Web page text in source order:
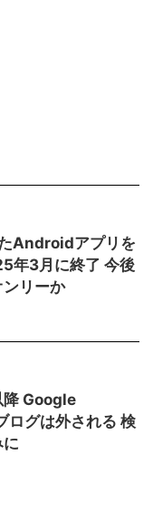
Androidアプリを
年3月に終了 今後
リーか
降 Google
グは外される 検